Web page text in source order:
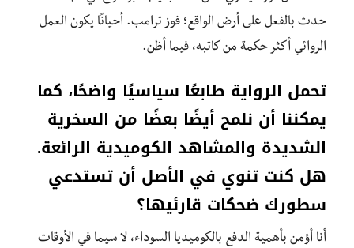
حدث بالفعل على أرض الواقع؛ فوز ترامب. أحيانًا يكون العمل
الروائي أكثر حكمة من كاتبه، فيما أظن.
تحمل الرواية طابعًا سياسيًا واضحًا، كما
يمكننا أن نلمح أيضًا بعضًا من السخرية
الشديدة والمشاهد الكوميدية الرائعة.
هل كنت تنوي في الأصل أن تستدعي
سطورك ضحكات قارئيها؟
أنا أؤمن بأهمية الدفع بالكوميديا السوداء، لا سيما في الأوقات